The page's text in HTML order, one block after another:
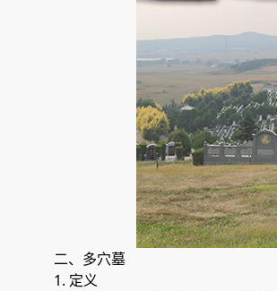
二、多穴墓
1. 定义